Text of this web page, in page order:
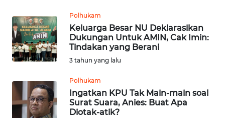
Polhukam
Keluarga Besar NU Deklarasikan
Dukungan Untuk AMIN, Cak Imin:
Tindakan yang Berani
3 tahun yang lalu
Polhukam
Ingatkan KPU Tak Main-main soal
Surat Suara, Anies: Buat Apa
Diotak-atik?
WN
JATENG
WN
WN
JOGJA